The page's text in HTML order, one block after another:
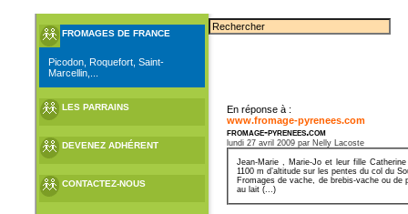
FROMAGES DE FRANCE
Picodon, Roquefort, Saint-
Marcellin,...
LES PARRAINS
DEVENEZ ADHÉRENT
CONTACTEZ-NOUS
En réponse à :
www.fromage-pyrenees.com
fromage-pyrenees.com
lundi 27 avril 2009 par Nelly Lacoste
Jean-Marie , Marie-Jo et leur fille
1100 m d’altitude sur les pentes du col du
Fromages de vache, de brebis-vache ou
au lait (...)